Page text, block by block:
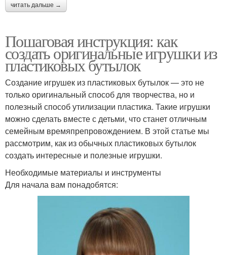
читать дальше →
Пошаговая инструкция: как
создать оригинальные игрушки из
пластиковых бутылок
Создание игрушек из пластиковых бутылок — это не
только оригинальный способ для творчества, но и
полезный способ утилизации пластика. Такие игрушки
можно сделать вместе с детьми, что станет отличным
семейным времяпрепровождением. В этой статье мы
рассмотрим, как из обычных пластиковых бутылок
создать интересные и полезные игрушки.
Необходимые материалы и инструменты
Для начала вам понадобятся: